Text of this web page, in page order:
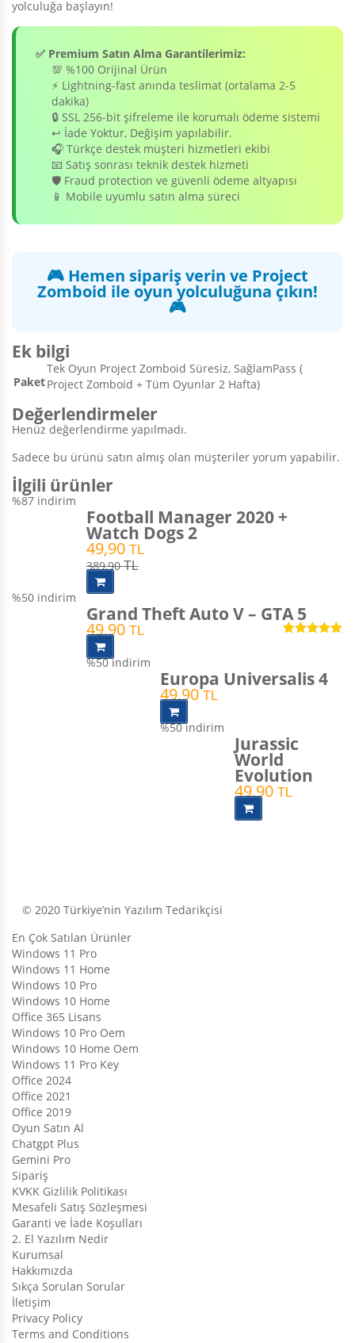
yolculuğa başlayın!
✅ Premium Satın Alma Garantilerimiz:
💯 %100 Orijinal Ürün
⚡ Lightning-fast anında teslimat (ortalama 2-5
dakika)
🔒 SSL 256-bit şifreleme ile korumalı ödeme sistemi
↩️ İade Yoktur, Değişim yapılabilir.
🎧 Türkçe destek müşteri hizmetleri ekibi
📧 Satış sonrası teknik destek hizmeti
🛡️ Fraud protection ve güvenli ödeme altyapısı
📱 Mobile uyumlu satın alma süreci
🎮 Hemen sipariş verin ve Project
Zomboid ile oyun yolculuğuna çıkın!
🎮
Ek bilgi
Paket
Tek Oyun Project Zomboid Süresiz, SağlamPass (
Project Zomboid + Tüm Oyunlar 2 Hafta)
Değerlendirmeler
Henüz değerlendirme yapılmadı.
Sadece bu ürünü satın almış olan müşteriler yorum yapabilir.
İlgili ürünler
%87 indirim
Football Manager 2020 +
Watch Dogs 2
49,90 TL
389,90TL
%50 indirim
Grand Theft Auto V – GTA 5
49,90 TL
%50indirim
Europa Universalis 4
49,90TL
%50indirim
Jurassic
World
Evolution
49,90 TL
© 2020 Türkiye’nin Yazılım Tedarikçisi
En Çok Satılan Ürünler
Windows 11 Pro
Windows 11 Home
Windows 10 Pro
Windows 10 Home
Office 365 Lisans
Windows 10 Pro Oem
Windows 10 Home Oem
Windows 11 Pro Key
Office 2024
Office 2021
Office 2019
Oyun Satın Al
Chatgpt Plus
Gemini Pro
Sipariş
KVKK Gizlilik Politikası
Mesafeli Satış Sözleşmesi
Garanti ve İade Koşulları
2. El Yazılım Nedir
Kurumsal
Hakkımızda
Sıkça Sorulan Sorular
İletişim
Privacy Policy
Terms and Conditions